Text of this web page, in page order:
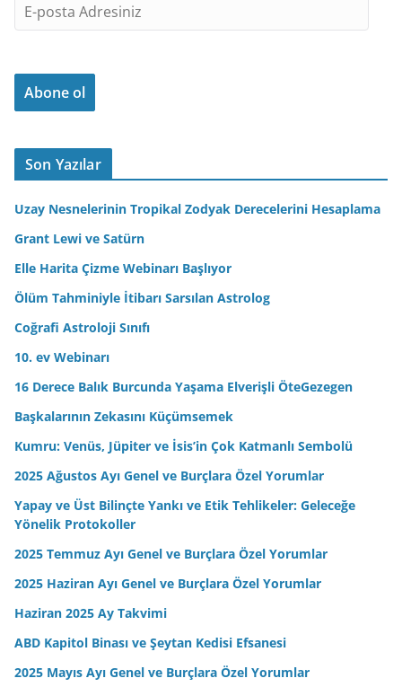
-
o
t
d
r
i
n
Abone ol
Son Yazılar
Uzay Nesnelerinin Tropikal Zodyak Derecelerini Hesaplama
Grant Lewi ve Satürn
Elle Harita Çizme Webinarı Başlıyor
Ölüm Tahminiyle İtibarı Sarsılan Astrolog
Coğrafi Astroloji Sınıfı
10. ev Webinarı
16 Derece Balık Burcunda Yaşama Elverişli ÖteGezegen
Başkalarının Zekasını Küçümsemek
Kumru: Venüs, Jüpiter ve İsis’in Çok Katmanlı Sembolü
2025 Ağustos Ayı Genel ve Burçlara Özel Yorumlar
Yapay ve Üst Bilinçte Yankı ve Etik Tehlikeler: Geleceğe
Yönelik Protokoller
2025 Temmuz Ayı Genel ve Burçlara Özel Yorumlar
2025 Haziran Ayı Genel ve Burçlara Özel Yorumlar
Haziran 2025 Ay Takvimi
ABD Kapitol Binası ve Şeytan Kedisi Efsanesi
2025 Mayıs Ayı Genel ve Burçlara Özel Yorumlar